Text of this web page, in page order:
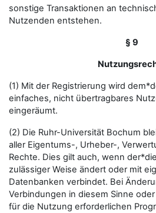
sonstige Transaktionen an
Nutzenden entstehen.
§ 9
(1) Mit der Registrierung wird
einfaches, nicht übertragbares
eingeräumt.
(2) Die Ruhr-Universität Bochum
aller Eigentums-, Urheber-,
Rechte. Dies gilt auch, wenn
zulässiger Weise ändert oder mit
Datenbanken verbindet. Bei
Verbindungen in diesem Sinne
für die Nutzung erforderlichen